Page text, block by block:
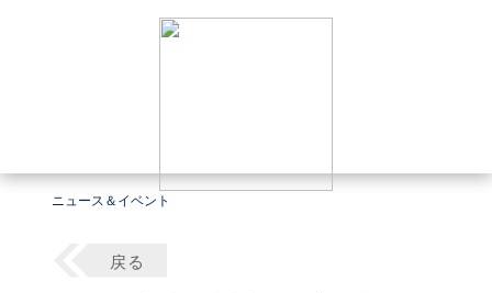
ニュース＆イベント
戻る